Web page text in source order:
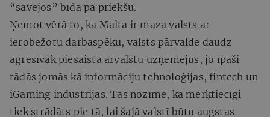
“savējos” bīda pa priekšu.
Ņemot vērā to, ka Malta ir maza valsts ar
ierobežotu darbaspēku, valsts pārvalde daudz
agresīvāk piesaista ārvalstu uzņēmējus, jo īpaši
tādās jomās kā informāciju tehnoloģijas, fintech un
iGaming industrijas. Tas nozīmē, ka mērķtiecīgi
tiek strādāts pie tā, lai šajā valstī būtu augstas